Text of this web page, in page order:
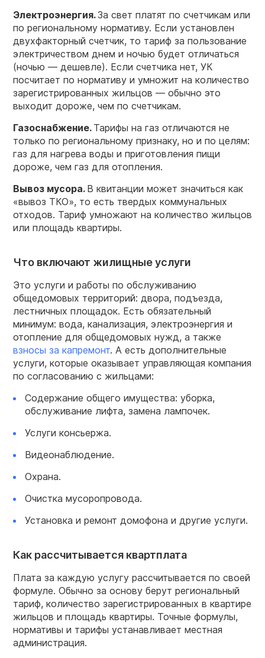
Электроэнергия.За свет платят по счетчикам или
по региональному нормативу. Если установлен
двухфакторный счетчик, то тариф за пользование
электричеством днем и ночью будет отличаться
(ночью — дешевле). Если счетчика нет, УК
посчитает по нормативу и умножит на количество
зарегистрированных жильцов — обычно это
выходит дороже, чем по счетчикам.
Газоснабжение. Тарифы на газ отличаются не
только по региональному признаку, но и по целям:
газ для нагрева воды и приготовления пищи
дороже, чем газ для отопления.
Вывоз мусора. В квитанции может значиться как
«вывоз ТКО», то есть твердых коммунальных
отходов. Тариф умножают на количество жильцов
или площадь квартиры.
Что включают жилищные услуги
Это услуги и работы по обслуживанию
общедомовых территорий: двора, подъезда,
лестничных площадок. Есть обязательный
минимум: вода, канализация, электроэнергия и
отопление для общедомовых нужд, а также
взносы за капремонт. А есть дополнительные
услуги, которые оказывает управляющая компания
по согласованию с жильцами:
Содержание общего имущества: уборка,
обслуживание лифта, замена лампочек.
Услуги консьержа.
Видеонаблюдение.
Охрана.
Очистка мусоропровода.
Установка и ремонт домофона и другие услуги.
Как рассчитывается квартплата
Плата за каждую услугу рассчитывается по своей
формуле. Обычно за основу берут региональный
тариф, количество зарегистрированных в квартире
жильцов и площадь квартиры. Точные формулы,
нормативы и тарифы устанавливает местная
администрация.